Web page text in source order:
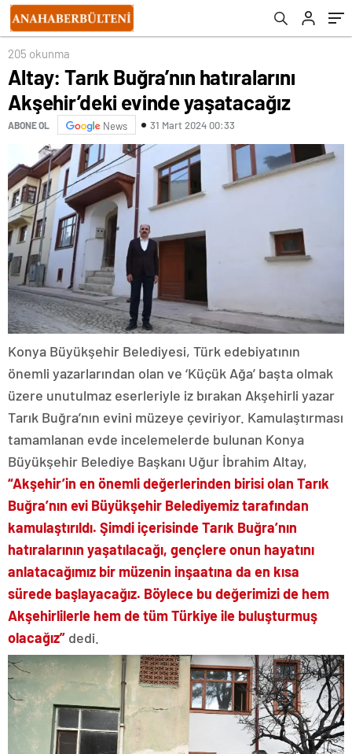
205 okunma
Altay: Tarık Buğra’nın hatıralarını
Akşehir’deki evinde yaşatacağız
ABONE OL News 31 Mart 2024 00:33
Konya Büyükşehir Belediyesi, Türk edebiyatının
önemli yazarlarından olan ve ‘Küçük Ağa’ başta olmak
üzere unutulmaz eserleriyle iz bırakan Akşehirli yazar
Tarık Buğra’nın evini müzeye çeviriyor. Kamulaştırması
tamamlanan evde incelemelerde bulunan Konya
Büyükşehir Belediye Başkanı Uğur İbrahim Altay,
“Akşehir’in en önemli değerlerinden birisi olan Tarık
Buğra’nın evi Büyükşehir Belediyemiz tarafından
kamulaştırıldı. Şimdi içerisinde Tarık Buğra’nın
hatıralarının yaşatılacağı, gençlere onun hayatını
anlatacağımız bir müzenin inşaatına da en kısa
sürede başlayacağız. Böylece bu değerimizi de hem
Akşehirlilerle hem de tüm Türkiye ile buluşturmuş
olacağız” dedi.